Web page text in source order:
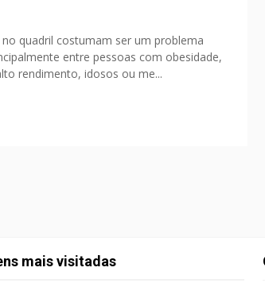
quadril costumam ser um problema
entre pessoas com obesidade,
rendimento, idosos ou me...
mais visitadas